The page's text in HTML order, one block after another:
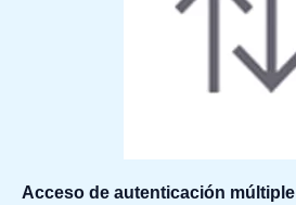
Acceso de autenticación múltiple